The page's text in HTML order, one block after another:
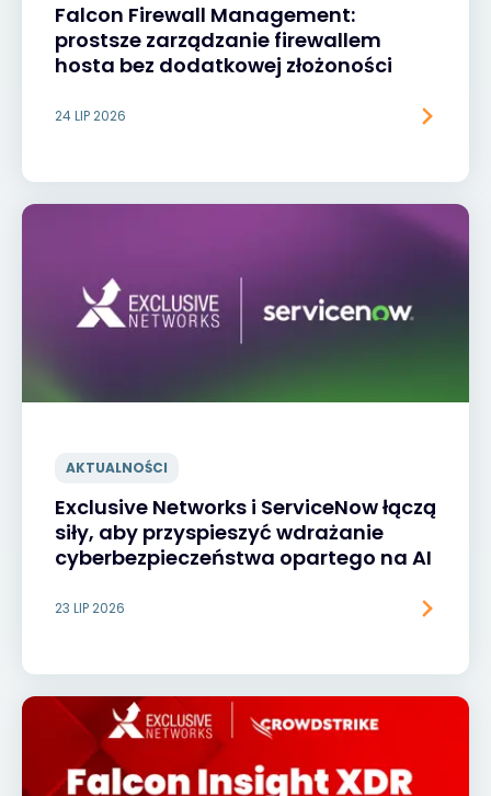
Falcon Firewall Management:
prostsze zarządzanie firewallem
hosta bez dodatkowej złożoności
24 LIP 2026
AKTUALNOŚCI
Exclusive Networks i ServiceNow łączą
siły, aby przyspieszyć wdrażanie
cyberbezpieczeństwa opartego na AI
23 LIP 2026